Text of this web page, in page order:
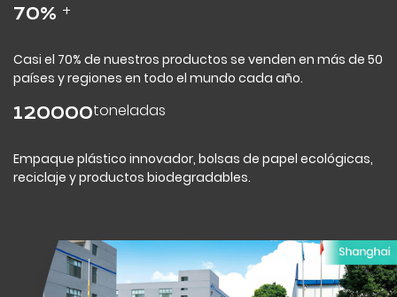
70% +
Casi el 70% de nuestros productos se venden en más de 50
países y regiones en todo el mundo cada año.
120000toneladas
Empaque plástico innovador, bolsas de papel ecológicas,
reciclaje y productos biodegradables.